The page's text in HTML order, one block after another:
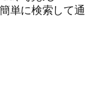
単に検索して通